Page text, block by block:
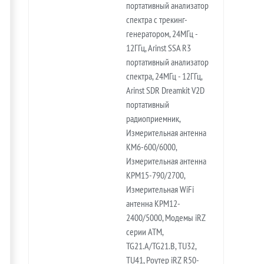
портативный анализатор
спектра с трекинг-
генератором, 24МГц -
12ГГц, Arinst SSA R3
портативный анализатор
спектра, 24МГц - 12ГГц,
Arinst SDR Dreamkit V2D
портативный
радиоприемник,
Измерительная антенна
KM6-600/6000,
Измерительная антенна
KPM15-790/2700,
Измерительная WiFi
антенна KPM12-
2400/5000, Модемы iRZ
серии ATM,
TG21.A/TG21.B, TU32,
TU41, Роутер iRZ R50-